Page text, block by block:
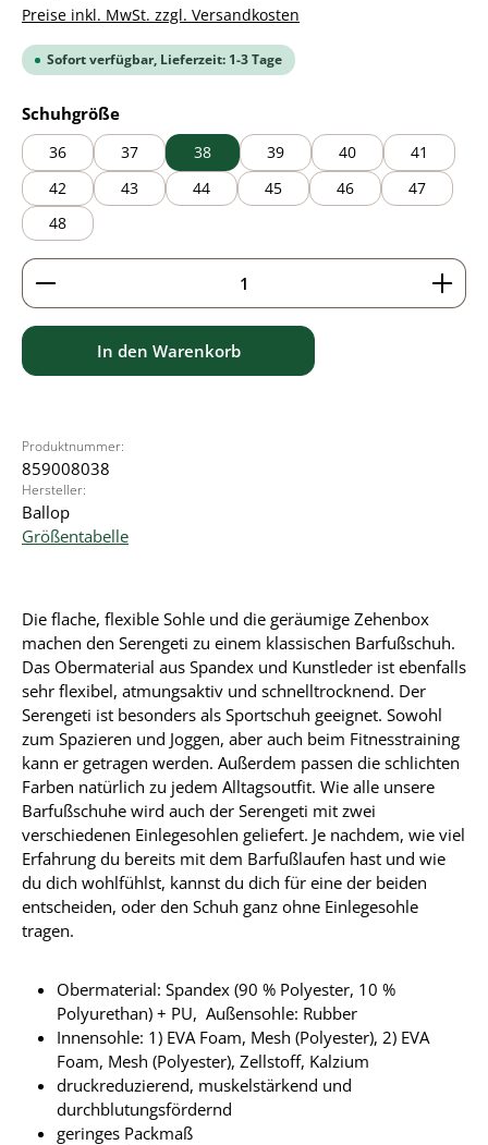
Preise inkl. MwSt. zzgl. Versandkosten
Sofort verfügbar, Lieferzeit: 1-3 Tage
Schuhgrößeauswählen
36 37 38 39 40
41
42
43 44 45 46
47
48
Produkt Anzahl: Gib den gewünschten Wert ein
In den Warenkorb
Produktnummer:
859008038
Hersteller:
Ballop
Größentabelle
Die flache, flexible Sohle und die geräumige Zehenbox
machen den Serengeti zu einem klassischen Barfußschuh.
Das Obermaterial aus Spandex und Kunstleder ist ebenfalls
sehr flexibel, atmungsaktiv und schnelltrocknend. Der
Serengeti ist besonders als Sportschuh geeignet. Sowohl
zum Spazieren und Joggen, aber auch beim Fitnesstraining
kann er getragen werden. Außerdem passen die schlichten
Farben natürlich zu jedem Alltagsoutfit. Wie alle unsere
Barfußschuhe wird auch der Serengeti mit zwei
verschiedenen Einlegesohlen geliefert. Je nachdem, wie viel
Erfahrung du bereits mit dem Barfußlaufen hast und wie
du dich wohlfühlst, kannst du dich für eine der beiden
entscheiden, oder den Schuh ganz ohne Einlegesohle
tragen.
Obermaterial: Spandex (90 % Polyester, 10 %
Polyurethan) + PU, Außensohle: Rubber
Innensohle: 1) EVA Foam, Mesh (Polyester), 2) EVA
Foam, Mesh (Polyester), Zellstoff, Kalzium
druckreduzierend, muskelstärkend und
durchblutungsfördernd
geringes Packmaß